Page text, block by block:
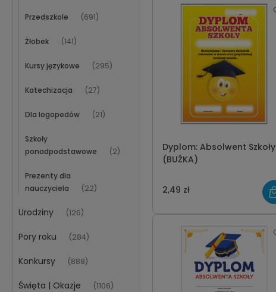
Przedszkole (691)
Żłobek (141)
Kursy językowe (295)
Katechizacja (27)
Dla logopedów (21)
Szkoły
ponadpodstawowe
(2)
Prezenty dla
nauczyciela
(22)
Urodziny (126)
Pory roku (284)
Konkursy (888)
Święta | Okazje (1106)
Dyplom: Absolwent Szkoły
(BUŹKA)
2,49 zł